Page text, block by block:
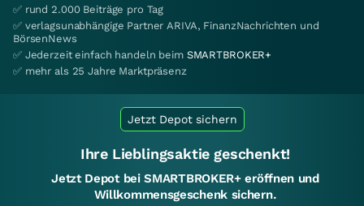
✅ rund 2.000 Beiträge pro Tag
✅ verlagsunabhängige Partner ARIVA, FinanzNachrichten und
BörsenNews
✅ Jederzeit einfach handeln beim SMARTBROKER+
✅ mehr als 25 Jahre Marktpräsenz
Jetzt Depot sichern
Ihre Lieblingsaktie geschenkt!
Jetzt Depot bei SMARTBROKER+ eröffnen und
Willkommensgeschenk sichern.